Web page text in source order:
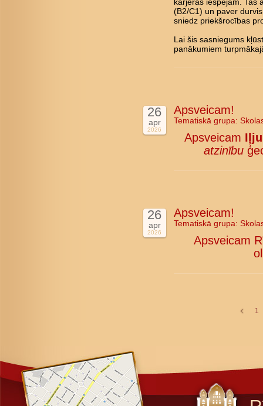
karjeras iespējām. Tas
(B2/C1) un paver
sniedz priekšrocības
Lai šis sasniegums
panākumiem
26
apr
2026
Apsveicam!
Tematiskā grupa:
Apsveicam
atzinību
26
apr
2026
Apsveicam!
Tematiskā grupa:
Apsveicam
1